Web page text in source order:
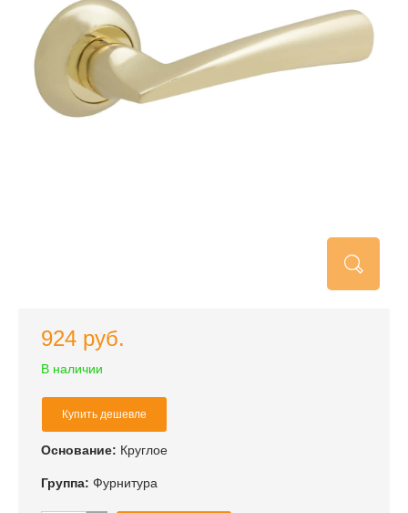
924 руб.
В наличии
Купить дешевле
Основание: Круглое
Группа: Фурнитура